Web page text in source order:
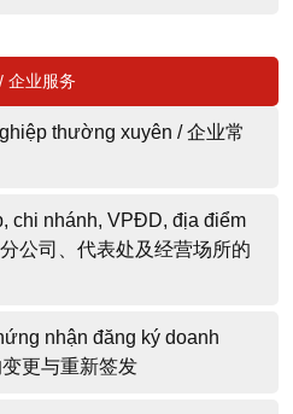
企业服务
thường xuyên / 企业常
chi nhánh, VPĐD, địa điểm
公司、代表处及经营场所的
nhận đăng ký doanh
更与重新签发